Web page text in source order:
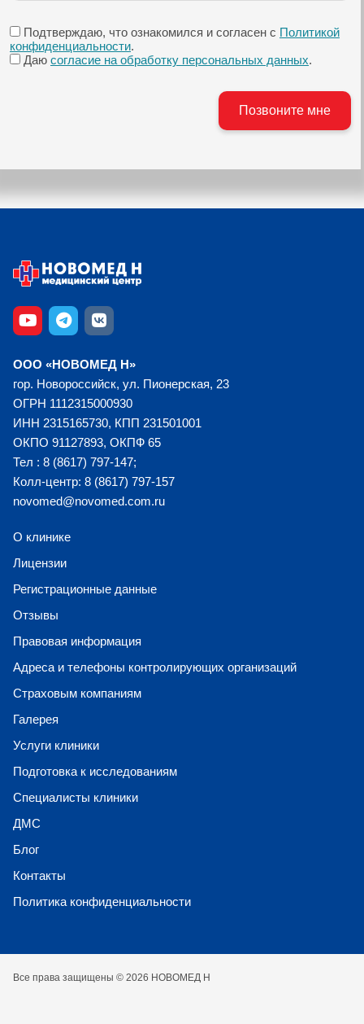
Подтверждаю, что ознакомился и согласен с Политикой
конфиденциальности.
Даю согласие на обработку персональных данных.
ООО «НОВОМЕД Н»
гор. Новороссийск, ул. Пионерская, 23
ОГРН 1112315000930
ИНН 2315165730, КПП 231501001
ОКПО 91127893, ОКПФ 65
Тел : 8 (8617) 797-147;
Колл-центр: 8 (8617) 797-157
novomed@novomed.com.ru
О клинике
Лицензии
Регистрационные данные
Отзывы
Правовая информация
Адреса и телефоны контролирующих организаций
Страховым компаниям
Галерея
Услуги клиники
Подготовка к исследованиям
Специалисты клиники
ДМС
Блог
Контакты
Политика конфиденциальности
Все права защищены © 2026 НОВОМЕД Н